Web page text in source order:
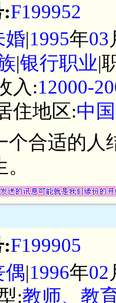
F199952
婚|1995年03
|银行职业|
入:12000-
住地区:中
个合适的人
F199905
偶|1996年02
:教师、教